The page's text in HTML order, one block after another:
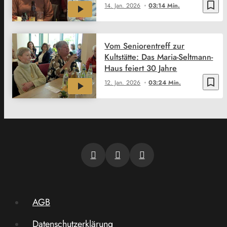
bookmark_border
14. Jan. 2026 03:14 Min.
bookmark_border
12. Jan. 2026 03:24 Min.
Vom Seniorentreff zur
Kultstätte: Das Maria-Seltmann-
Haus feiert 30 Jahre
AGB
Datenschutzerklärung